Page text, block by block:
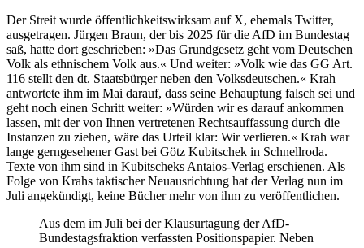
Der Streit wurde öffentlichkeitswirksam auf X, ehemals Twitter,
ausgetragen. Jürgen Braun, der bis 2025 für die AfD im Bundestag
saß, hatte dort geschrieben: »Das Grundgesetz geht vom Deutschen
Volk als ethnischem Volk aus.« Und weiter: »Volk wie das GG Art.
116 stellt den dt. Staatsbürger neben den Volksdeutschen.« Krah
antwortete ihm im Mai darauf, dass seine Behauptung falsch sei und
geht noch einen Schritt weiter: »Würden wir es darauf ankommen
lassen, mit der von Ihnen vertretenen Rechtsauffassung durch die
Instanzen zu ziehen, wäre das Urteil klar: Wir verlieren.« Krah war
lange gerngesehener Gast bei Götz Kubitschek in Schnellroda.
Texte von ihm sind in Kubitscheks Antaios-Verlag erschienen. Als
Folge von Krahs taktischer Neuausrichtung hat der Verlag nun im
Juli angekündigt, keine Bücher mehr von ihm zu veröffentlichen.
Aus dem im Juli bei der Klausurtagung der AfD-
Bundestagsfraktion verfassten Positionspapier. Neben